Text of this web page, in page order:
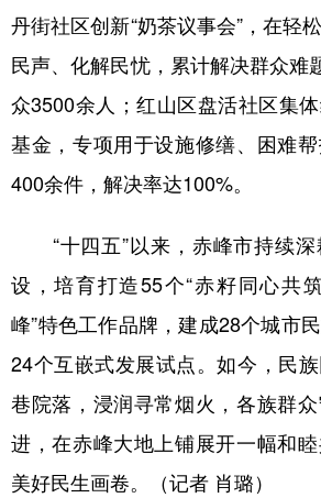
丹街社区创新“奶茶议事会”，在轻
民声、化解民忧，累计解决群众难
众3500余人；红山区盘活社区集
基金，专项用于设施修缮、困难
400余件，解决率达100%。
“十四五”以来，赤峰市持续深
设，培育打造55个“赤籽同心共
峰”特色工作品牌，建成28个城市
24个互嵌式发展试点。如今，民
巷院落，浸润寻常烟火，各族群
进，在赤峰大地上铺展开一幅和
美好民生画卷。（记者 肖璐）